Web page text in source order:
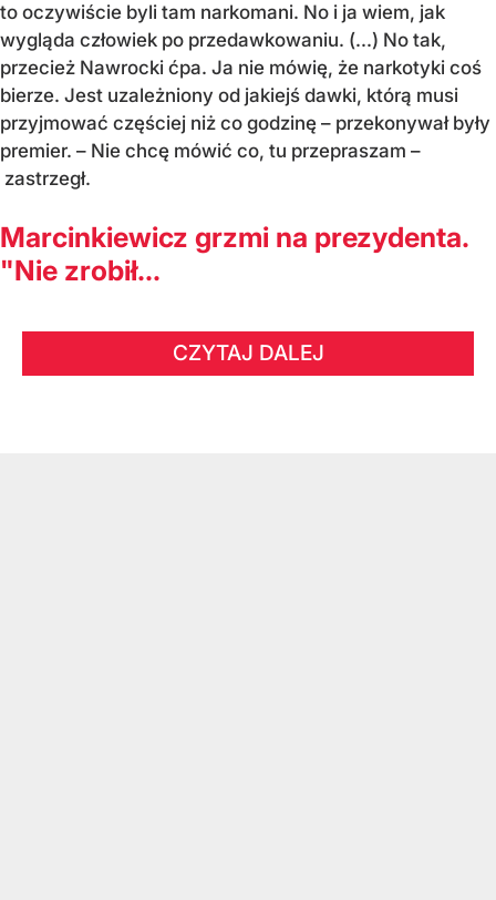
to oczywiście byli tam narkomani. No i ja wiem, jak
wygląda człowiek po przedawkowaniu. (...) No tak,
przecież Nawrocki ćpa. Ja nie mówię, że narkotyki coś
bierze. Jest uzależniony od jakiejś dawki, którą musi
przyjmować częściej niż co godzinę – przekonywał były
premier. – Nie chcę mówić co, tu przepraszam –
zastrzegł.
Marcinkiewicz grzmi na prezydenta.
"Nie zrobił...
CZYTAJ DALEJ